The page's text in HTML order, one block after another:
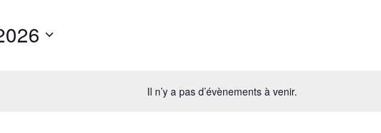
Il n’y a pas d’évènements à venir.